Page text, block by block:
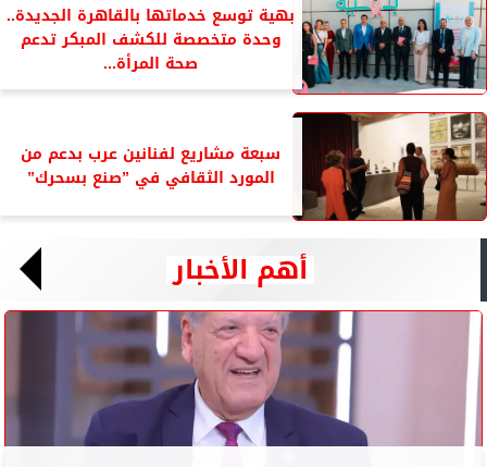
بهية توسع خدماتها بالقاهرة الجديدة..
وحدة متخصصة للكشف المبكر تدعم
صحة المرأة...
سبعة مشاريع لفنانين عرب بدعم من
المورد الثقافي في ”صنع بسحرك”
أهم الأخبار